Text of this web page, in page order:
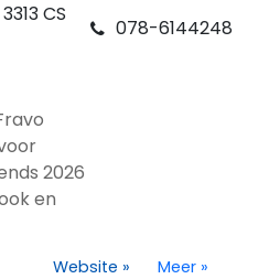
CS
2026
en
078-6144248
Website » Meer »